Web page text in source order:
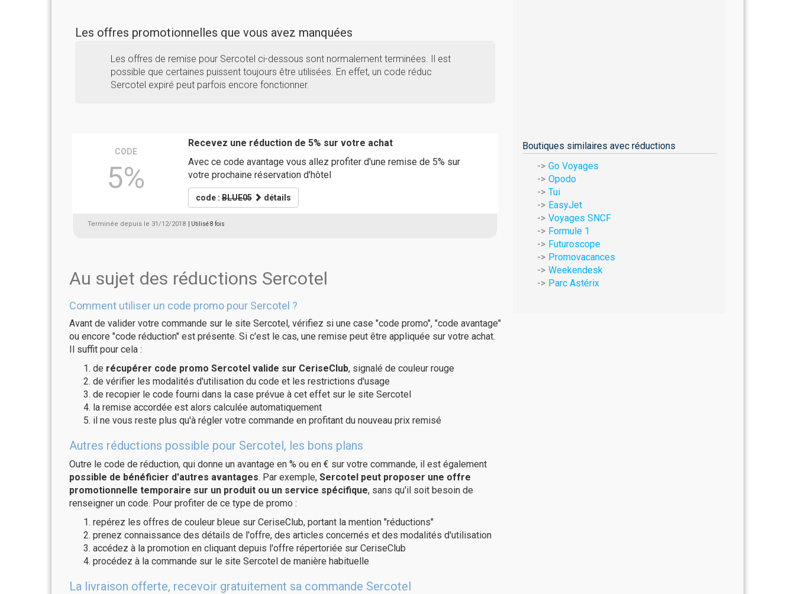
Les offres promotionnelles que vous avez manquées
Les offres de remise pour Sercotel ci-dessous sont normalement terminées. Il est
possible que certaines puissent toujours être utilisées. En effet, un code réduc
Sercotel expiré peut parfois encore fonctionner.
CODE
5%
Recevez une réduction de 5% sur votre achat
Avec ce code avantage vous allez profiter d'une remise de 5% sur
votre prochaine réservation d'hôtel
code :BLUE05 détails
Terminée depuis le 31/12/2018 | Utilisé 8 fois
Au sujet des réductions Sercotel
Comment utiliser un code promo pour Sercotel ?
Avant de valider votre commande sur le site Sercotel, vérifiez si une case "code promo", "code avantage"
ou encore "code réduction" est présente. Si c'est le cas, une remise peut être appliquée sur votre achat.
Il suffit pour cela :
de récupérer code promo Sercotel valide sur CeriseClub, signalé de couleur rouge
de vérifier les modalités d'utilisation du code et les restrictions d'usage
de recopier le code fourni dans la case prévue à cet effet sur le site Sercotel
la remise accordée est alors calculée automatiquement
il ne vous reste plus qu'à régler votre commande en profitant du nouveau prix remisé
Autres réductions possible pour Sercotel, les bons plans
Outre le code de réduction, qui donne un avantage en % ou en € sur votre commande, il est également
possible de bénéficier d'autres avantages. Par exemple, Sercotel peut proposer une offre
promotionnelle temporaire sur un produit ou un service spécifique, sans qu'il soit besoin de
renseigner un code. Pour profiter de ce type de promo :
repérez les offres de couleur bleue sur CeriseClub, portant la mention "réductions"
prenez connaissance des détails de l'offre, des articles concernés et des modalités d'utilisation
accédez à la promotion en cliquant depuis l'offre répertoriée sur CeriseClub
procédez à la commande sur le site Sercotel de manière habituelle
La livraison offerte, recevoir gratuitement sa commande Sercotel
Boutiques similaires avec réductions
Go Voyages
Opodo
Tui
EasyJet
Voyages SNCF
Formule 1
Futuroscope
Promovacances
Weekendesk
Parc Astérix